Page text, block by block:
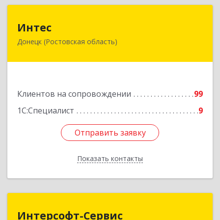
Интес
Донецк (Ростовская область)
Клиентов на сопровождении
99
1С:Специалист
9
Отправить заявку
Показать контакты
346330, Ростовская обл, Донецк г, 60-й кв-л,
Отправить заявку
Назад
Интерсофт-Сервис